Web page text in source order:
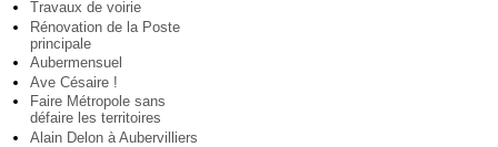
Travaux de voirie
Rénovation de la Poste
principale
Aubermensuel
Ave Césaire !
Faire Métropole sans
défaire les territoires
Alain Delon à Aubervilliers